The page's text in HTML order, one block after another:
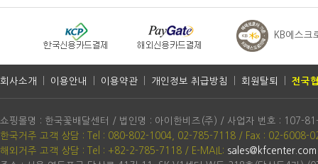
KB에스크
회사소개 이용안내 이용약관 개인정보 취급방침 회원탈퇴 전국
쇼핑몰명 : 한국꽃배달센터 / 법인명 : 아이한비즈(주) / 사업자 번호 : 107-
한국거주 고객 상담 : Tel : 080-802-1004, 02-785-7118 / Fax : 02-6008-
해외거주 고객 상담 : Tel : +82-2-785-7118 / E-MAIL: sales@kfcenter.com